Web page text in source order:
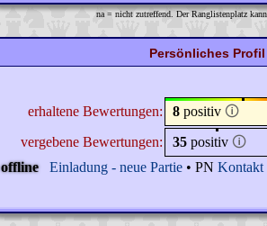
na = nicht zutreffend. Der Ranglistenplatz
Persönliches
erhaltene Bewertungen: 8 positiv 🛈
vergebene Bewertungen:
35 positiv 🛈
offline
Einladung - neue Partie • PN Kontakt